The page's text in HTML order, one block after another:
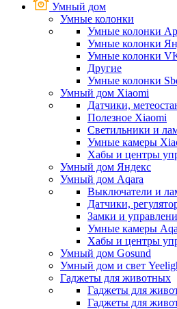
Умный дом
Умные колонки
Умные колонки
Умные колонки
Умные колонки
Другие
Умные колонки
Умный дом Xiaomi
Датчики,
Полезное Xiaomi
Светильники и
Умные камеры
Хабы и центры
Умный дом Яндекс
Умный дом Aqara
Выключатели и
Датчики,
Замки и
Умные камеры
Хабы и центры
Умный дом Gosund
Умный дом и свет
Гаджеты для животных
Гаджеты для
Гаджеты для